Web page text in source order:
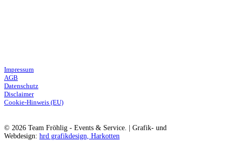
Impressum
AGB
Datenschutz
Disclaimer
Cookie-Hinweis (EU)
© 2026 Team Fröhlig - Events & Service. | Grafik- und
Webdesign: hrd grafikdesign, Harkotten